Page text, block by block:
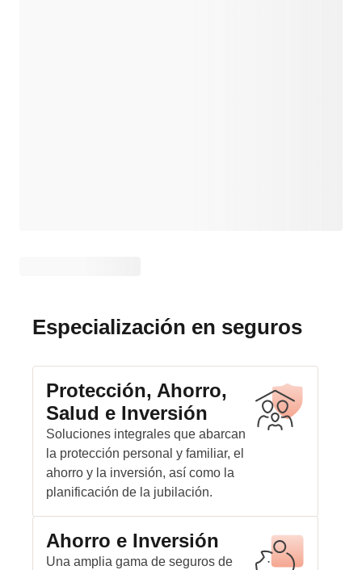
Especialización en seguros
Protección, Ahorro,
Salud e Inversión
Soluciones integrales que abarcan
la protección personal y familiar, el
ahorro y la inversión, así como la
planificación de la jubilación.
Ahorro e Inversión
Una amplia gama de seguros de